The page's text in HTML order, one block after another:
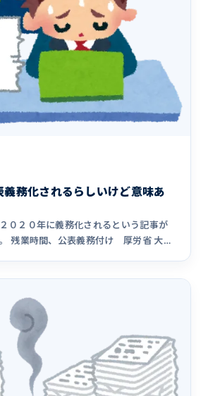
務化されるらしいけど意味あ
０２０年に義務化されるという記事が
残業時間、公表義務付け 厚労省 大企